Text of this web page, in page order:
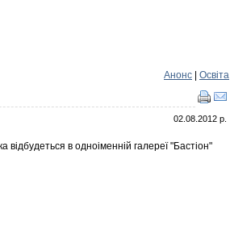
Анонс Освіта
02.08.2012 р.
відбудеться в одноіменній галереї "Бастіон"